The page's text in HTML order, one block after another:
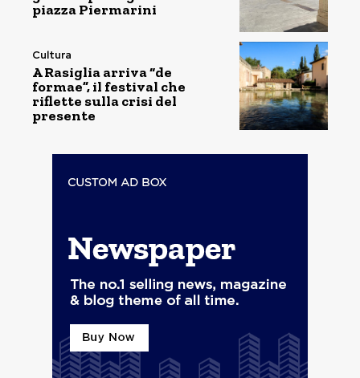
piazza Piermarini
Cultura
A Rasiglia arriva “de
formae”, il festival che
riflette sulla crisi del
presente